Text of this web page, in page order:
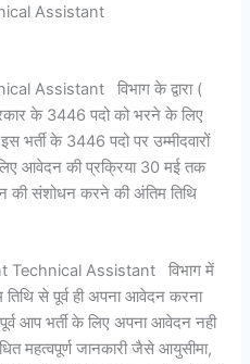
Assistant
Assistant विभाग के द्वारा (
के 3446 पदो को भरने के लिए
भर्ती के 3446 पदो पर उम्मीदवारों
आवेदन की प्रक्रिया 30 मई तक
की संशोधन करने की अंतिम तिथि
Technical Assistant विभाग में
तिथि से पूर्व ही अपना आवेदन करना
आप भर्ती के लिए अपना आवेदन नही
महत्वपूर्ण जानकारी जैसे आयुसीमा,